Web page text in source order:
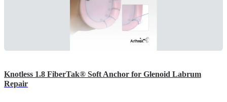
Knotless 1.8 FiberTak® Soft Anchor for Glenoid Labrum
Repair